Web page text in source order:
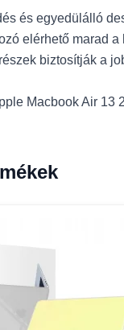
és egyedülálló
elérhető marad a
biztosítják a
Macbook Air 13